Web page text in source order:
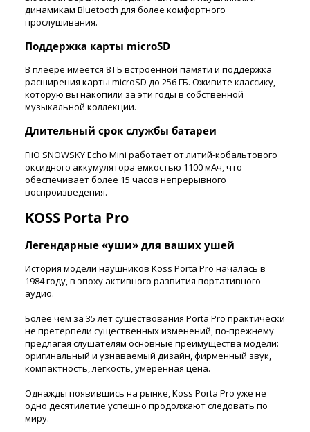
динамикам Bluetooth для более комфортного
прослушивания.
Поддержка карты microSD
В плеере имеется 8 ГБ встроенной памяти и поддержка
расширения карты microSD до 256 ГБ. Оживите классику,
которую вы накопили за эти годы в собственной
музыкальной коллекции.
Длительный срок службы батареи
FiiO SNOWSKY Echo Mini работает от литий-кобальтового
оксидного аккумулятора емкостью 1100 мАч, что
обеспечивает более 15 часов непрерывного
воспроизведения.
KOSS Porta Pro
Легендарные «уши» для ваших ушей
История модели наушников Koss Porta Pro началась в
1984 году, в эпоху активного развития портативного
аудио.
Более чем за 35 лет существования Porta Pro практически
не претерпели существенных изменений, по-прежнему
предлагая слушателям основные преимущества модели:
оригинальный и узнаваемый дизайн, фирменный звук,
компактность, легкость, умеренная цена.
Однажды появившись на рынке, Koss Porta Pro уже не
одно десятилетие успешно продолжают следовать по
миру.